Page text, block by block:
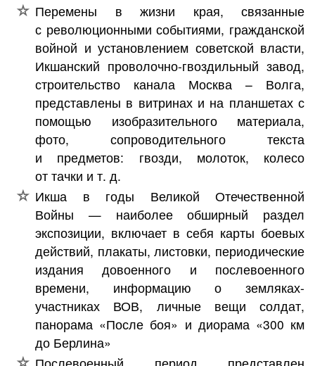
Перемены в жизни края, связанные
с революционными событиями, гражданской
войной и установлением советской власти,
Икшанский проволочно-гвоздильный завод,
строительство канала Москва – Волга,
представлены в витринах и на планшетах с
помощью изобразительного материала,
фото, сопроводительного текста
и предметов: гвозди, молоток, колесо
от тачки и т. д.
Икша в годы Великой Отечественной
Войны — наиболее обширный раздел
экспозиции, включает в себя карты боевых
действий, плакаты, листовки, периодические
издания довоенного и послевоенного
времени, информацию о земляках-
участниках ВОВ, личные вещи солдат,
панорама «После боя» и диорама «300 км
до Берлина»
Послевоенный период представлен